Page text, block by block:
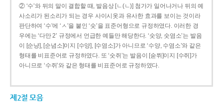
② ‘수’와 뒤의 말이 결합할 때, 발음상 [ㄴ(ㄴ)] 첨가가 일어나거나 뒤의 예
사소리가 된소리가 되는 경우 사이시옷과 유사한 효과를 보이는 것이라
판단하여 ‘수’에 ‘ㅅ’을 붙인 ‘숫’을 표준어형으로 규정하였다. 이러한 경
우에는 ‘다만 2’ 규정에서 언급한 예들만 해당한다. ‘숫양, 숫염소’는 발음
이 [순냥], [순념소]이지 [수양], [수염소]가 아니므로 ‘수양, 수염소’와 같은
형태를 비표준어로 규정하였다. 또 ‘숫쥐’는 발음이 [숟쮜]이지 [수쥐]가
아니므로 ‘수쥐’와 같은 형태를 비표준어로 규정하였다.
제2절 모음